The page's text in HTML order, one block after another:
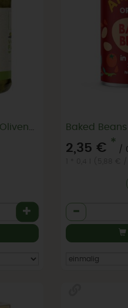
Baked
2,35 € *
/
Anzahl